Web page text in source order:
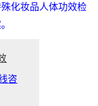
化妆品人体功效检
咨